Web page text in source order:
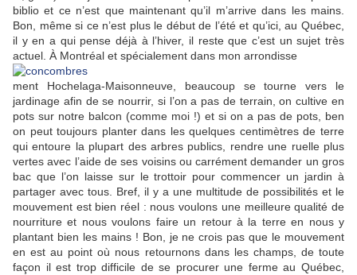
biblio et ce n’est que maintenant qu’il m’arrive dans les mains.
Bon, même si ce n’est plus le début de l’été et qu’ici, au Québec,
il y en a qui pense déjà à l’hiver, il reste que c’est un sujet très
actuel. À Montréal et spécialement dans mon arrondisse
ment Hochelaga-Maisonneuve, beaucoup se tourne vers le
jardinage afin de se nourrir, si l’on a pas de terrain, on cultive en
pots sur notre balcon (comme moi !) et si on a pas de pots, ben
on peut toujours planter dans les quelques centimètres de terre
qui entoure la plupart des arbres publics, rendre une ruelle plus
vertes avec l’aide de ses voisins ou carrément demander un gros
bac que l’on laisse sur le trottoir pour commencer un jardin à
partager avec tous. Bref, il y a une multitude de possibilités et le
mouvement est bien réel : nous voulons une meilleure qualité de
nourriture et nous voulons faire un retour à la terre en nous y
plantant bien les mains ! Bon, je ne crois pas que le mouvement
en est au point où nous retournons dans les champs, de toute
façon il est trop difficile de se procurer une ferme au Québec,